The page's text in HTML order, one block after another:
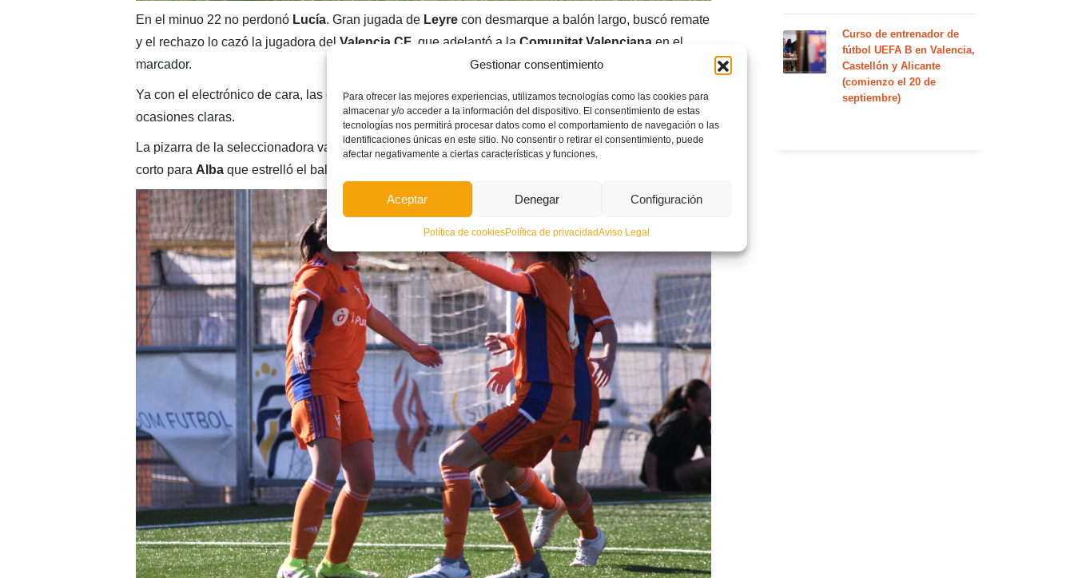
Gestionar consentimiento
Para ofrecer las mejores experiencias, utilizamos tecnologías como las cookies para
almacenar y/o acceder a la información del dispositivo. El consentimiento de estas
tecnologías nos permitirá procesar datos como el comportamiento de navegación o las
identificaciones únicas en este sitio. No consentir o retirar el consentimiento, puede
afectar negativamente a ciertas características y funciones.
Aceptar Denegar Configuración
Política de cookiesPolítica de privacidadAviso Legal
En el minuo 22 no perdonó Lucía. Gran jugada de Leyrecon desmarque a balón largo, buscó remate
y el rechazo lo cazó la jugadora del Valencia CF, que adelantó a la Comunitat Valenciana en el
marcador.
Ya con el electrónico de cara, las chicas deAli Morenose asentaron en el juego y tuvieron más
ocasiones claras.
La pizarra de la seleccionadora valenciana funcionó como un reloj en el minuto 32, con un córner en
corto para Albaque estrelló el balón en el larguero tras un chut desde la esquina del área.
Curso de entrenador de
fútbol UEFA B en Valencia,
Castellón y Alicante
(comienzo el 20 de
septiembre)